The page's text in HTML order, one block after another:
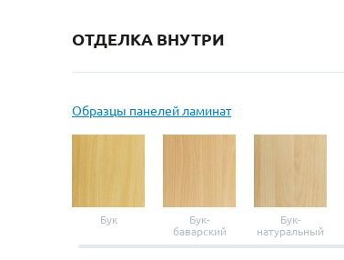
ОТДЕЛКА ВНУТРИ
Образцы панелей ламинат
Бук
Бук-
баварский
Бук-
натуральный